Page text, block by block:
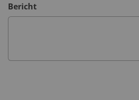
Bericht